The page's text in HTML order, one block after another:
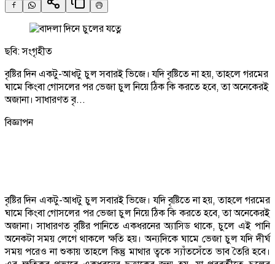
ছবি: সংগৃহীত
বৃষ্টির দিন একটু-আধটু চুল সবারই ভিজে। যদি বৃষ্টিতে না হয়, তাহলে গরমের
ঘামে কিংবা গোসলের পর ভেজা চুল নিয়ে ঠিক কি করতে হবে, তা অনেকেরই
অজানা। সাধারণত বৃ...
বিজ্ঞাপন
বৃষ্টির দিন একটু-আধটু চুল সবারই ভিজে। যদি বৃষ্টিতে না হয়, তাহলে গরমের
ঘামে কিংবা গোসলের পর ভেজা চুল নিয়ে ঠিক কি করতে হবে, তা অনেকেরই
অজানা। সাধারণত বৃষ্টির পানিতে একধরনের অ্যাসিড থাকে, চুলে এই পানি
অনেকটা সময় লেগে থাকলে ক্ষতি হয়। অন্যদিকে ঘামে ভেজা চুল যদি দীর্ঘ
সময় পরেও না শুকায় তাহলে কিন্তু মাথার ত্বকে স্যাঁতসেঁতে ভাব তৈরি হবে।